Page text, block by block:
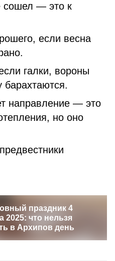
сошел — это к
если весна
галки, вороны
барахтаются.
направление — это
но оно
праздник 4
2025: что нельзя
в Архипов день